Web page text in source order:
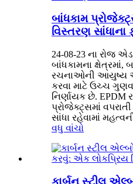
બાંધકામ
વિસ્તરણ
24-08-23 ના રોજ
બાંધકામના ક્ષેત્રમાં,
રચનાઓની આયુષ્ય
કરવા માટે ઉચ્ચ
નિર્ણાયક છે. EPDM
પ્રોજેક્ટ્સમાં
સાંધા રહેવામાં
વધુ વાંચો
કાર્બન સ્ટીલ